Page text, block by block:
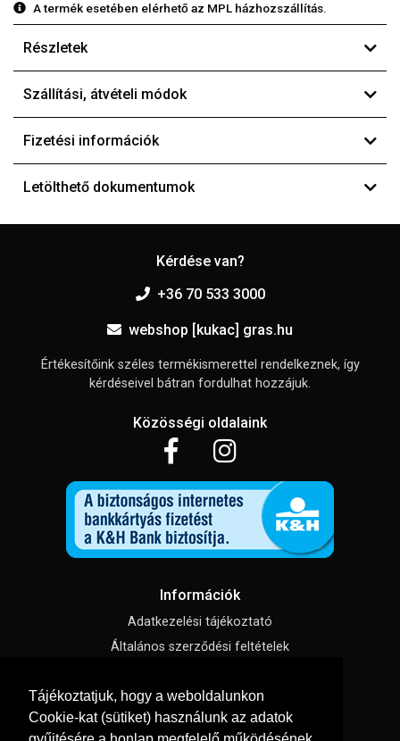
Tájékoztatjuk, hogy a weboldalunkon
Cookie-kat (sütiket) használunk az adatok
A termék esetében elérhető az MPL házhozszállítás.
Részletek
Szállítási, átvételi módok
Fizetési információk
Letölthető dokumentumok
Kérdése van?
+36 70 533 3000
webshop [kukac] gras.hu
Értékesítőink széles termékismerettel rendelkeznek, így
kérdéseivel bátran fordulhat hozzájuk.
Közösségi oldalaink
Információk
Adatkezelési tájékoztató
Általános szerződési feltételek
Süti beállítások